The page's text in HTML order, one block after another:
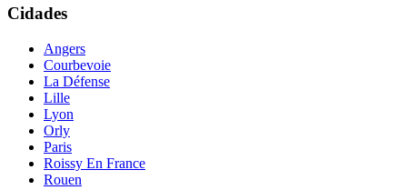
Cidades
Angers
Courbevoie
La Défense
Lille
Lyon
Orly
Paris
Roissy En France
Rouen